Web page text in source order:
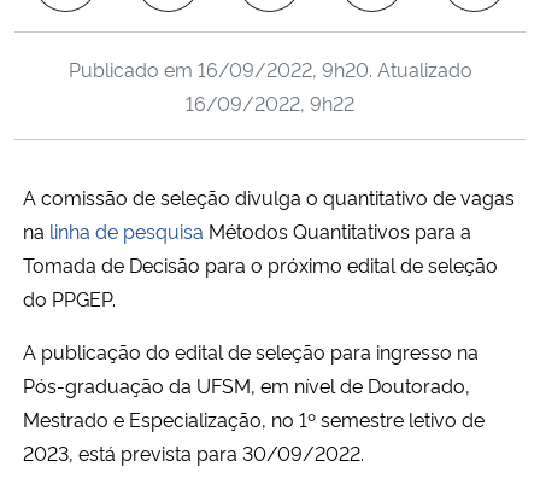
Ministério da Ciência, Tecnologia, Inovações e Comunicações
Ministério da Mulher, da Família e dos Direitos Humanos
Secretaria-Geral
Publicado em 16/09/2022, 9h20. Atualizado
16/09/2022, 9h22
A comissão de seleção divulga o quantitativo de vagas
na linha de pesquisa Métodos Quantitativos para a
Tomada de Decisão para o próximo edital de seleção
do PPGEP.
A publicação do edital de seleção para ingresso na
Pós-graduação da UFSM, em nível de Doutorado,
Mestrado e Especialização, no 1º semestre letivo de
2023, está prevista para 30/09/2022.